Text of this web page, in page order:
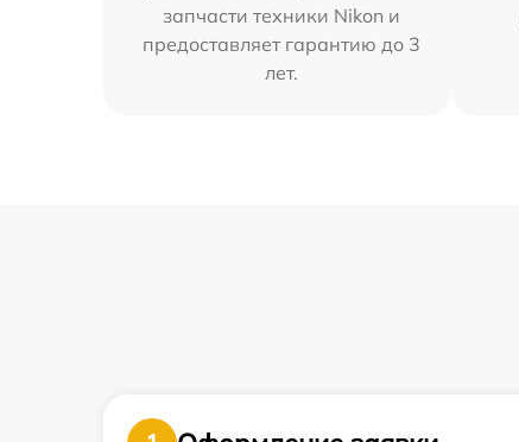
запчасти техники Nikon и
предоставляет гарантию до 3
лет.